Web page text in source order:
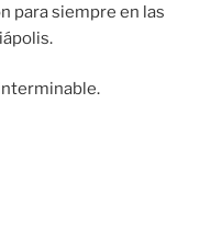
para siempre en las